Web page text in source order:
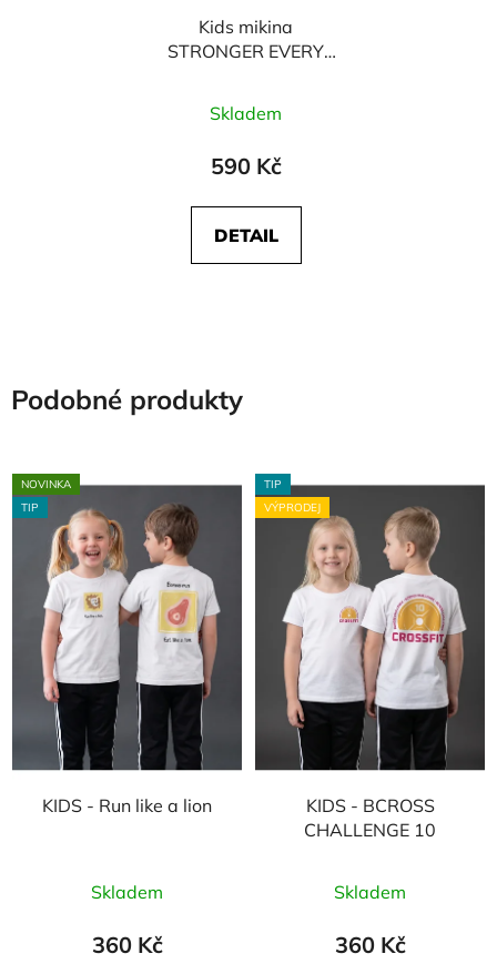
Kids mikina
STRONGER EVERY
Skladem
590 Kč
DETAIL
Podobné produkty
NOVINKA
TIP
KIDS - Run like a lion
Skladem
360 Kč
TIP
VÝPRODEJ
KIDS - BCROSS
CHALLENGE 10
Skladem
360 Kč